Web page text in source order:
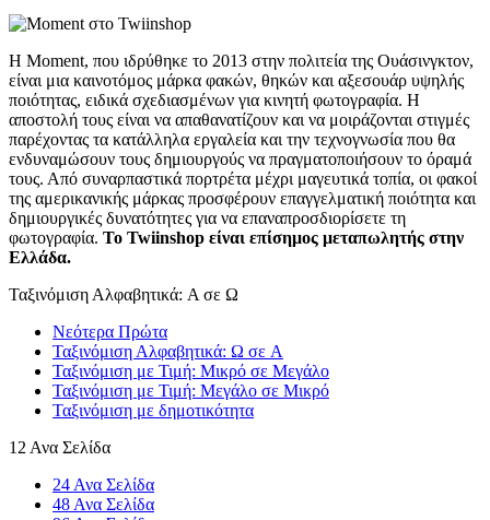
Η Moment, που ιδρύθηκε το 2013 στην πολιτεία της Ουάσινγκτον,
είναι μια καινοτόμος μάρκα φακών, θηκών και αξεσουάρ υψηλής
ποιότητας, ειδικά σχεδιασμένων για κινητή φωτογραφία. Η
αποστολή τους είναι να απαθανατίζουν και να μοιράζονται στιγμές
παρέχοντας τα κατάλληλα εργαλεία και την τεχνογνωσία που θα
ενδυναμώσουν τους δημιουργούς να πραγματοποιήσουν το όραμά
τους. Από συναρπαστικά πορτρέτα μέχρι μαγευτικά τοπία, οι φακοί
της αμερικανικής μάρκας προσφέρουν επαγγελματική ποιότητα και
δημιουργικές δυνατότητες για να επαναπροσδιορίσετε τη
φωτογραφία. Το Twiinshop είναι επίσημος μεταπωλητής στην
Ελλάδα.
Ταξινόμιση Αλφαβητικά: A σε Ω
Νεότερα Πρώτα
Ταξινόμιση Αλφαβητικά: Ω σε A
Ταξινόμιση με Τιμή: Μικρό σε Μεγάλο
Ταξινόμιση με Τιμή: Μεγάλο σε Μικρό
Ταξινόμιση με δημοτικότητα
12 Ανα Σελίδα
24 Ανα Σελίδα
48 Ανα Σελίδα